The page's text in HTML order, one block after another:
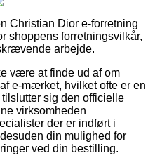
Christian Dior e-forretning
shoppens forretningsvilkår,
arbejde.
være at finde ud af om
e-mærket, hvilket ofte er en
sig den officielle
virksomheden
der er indført i
din mulighed for
ved din bestilling.